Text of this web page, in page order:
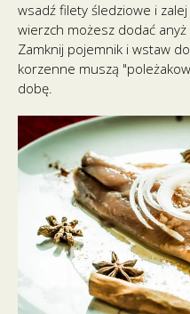
wsadź filety śledziowe i
wierzch możesz dodać
Zamknij pojemnik i wstaw
korzenne muszą
dobę.